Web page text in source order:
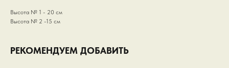
Высота № 1 - 20 см
Высота № 2 -15 см
РЕКОМЕНДУЕМ ДОБАВИТЬ